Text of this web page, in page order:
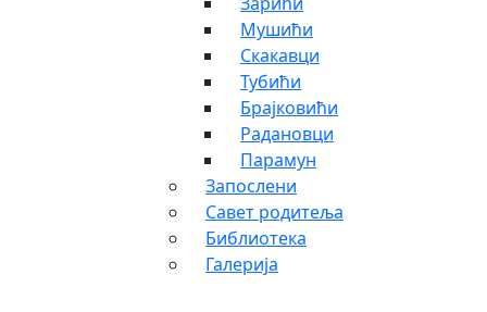
Мушићи
Скакавци
Тубићи
Брајковићи
Радановци
Парамун
Запослени
Савет родитеља
Библиотека
Галерија